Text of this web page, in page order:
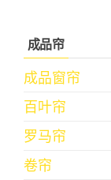
成品帘
成品窗帘
百叶帘
罗马帘
卷帘